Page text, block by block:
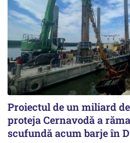
Proiectul de un miliard
proteja Cernavodă a
scufundă acum barje în